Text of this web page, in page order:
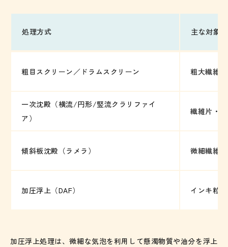
処理方式 主な対象
粗目スクリーン／ドラムスクリーン 粗大繊維
一次沈殿（横流/円形/竪流クラリファイ
ア）
繊維片・
傾斜板沈殿（ラメラ） 微細繊維
加圧浮上（DAF） インキ粒
加圧浮上処理は、微細な気泡を利用して懸濁物質や油分を浮上